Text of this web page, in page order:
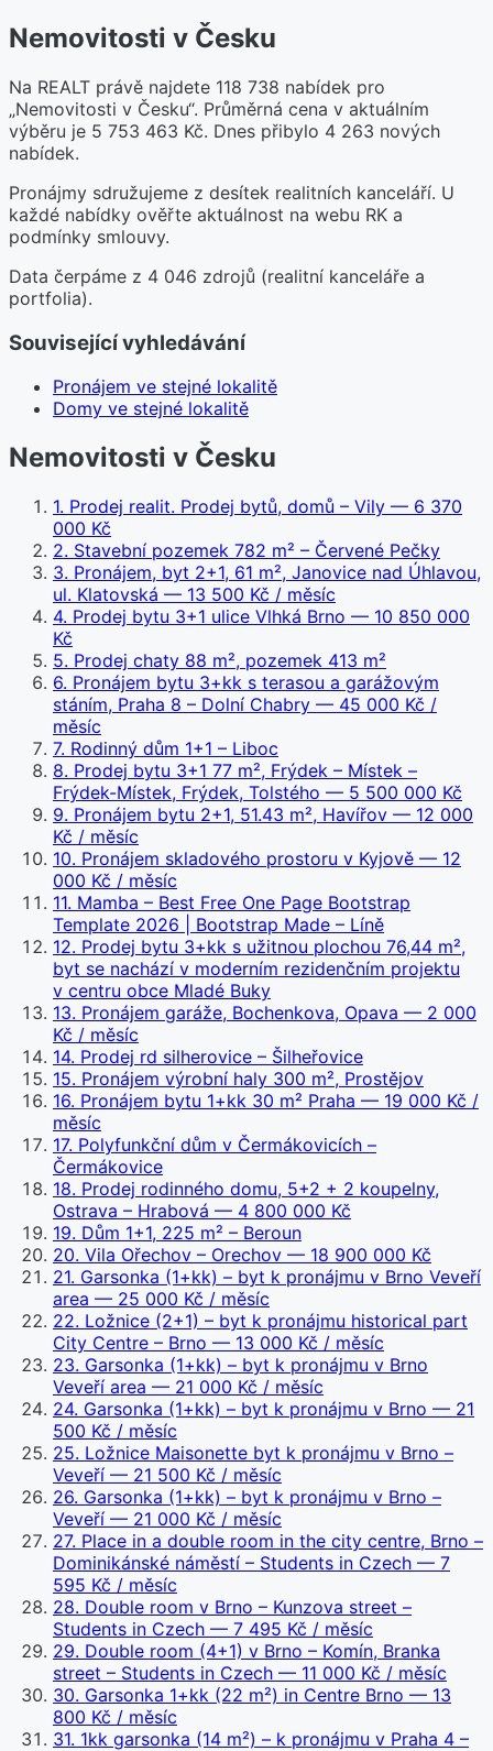
Nemovitosti v Česku
Na REALT právě najdete 118 738 nabídek pro
„Nemovitosti v Česku“. Průměrná cena v aktuálním
výběru je 5 753 463 Kč. Dnes přibylo 4 263 nových
nabídek.
Pronájmy sdružujeme z desítek realitních kanceláří. U
každé nabídky ověřte aktuálnost na webu RK a
podmínky smlouvy.
Data čerpáme z 4 046 zdrojů (realitní kanceláře a
portfolia).
Související vyhledávání
Pronájem ve stejné lokalitě
Domy ve stejné lokalitě
Nemovitosti v Česku
1. Prodej realit. Prodej bytů, domů – Vily — 6 370
000 Kč
2. Stavební pozemek 782 m² – Červené Pečky
3. Pronájem, byt 2+1, 61 m², Janovice nad Úhlavou,
ul. Klatovská — 13 500 Kč / měsíc
4. Prodej bytu 3+1 ulice Vlhká Brno — 10 850 000
Kč
5. Prodej chaty 88 m², pozemek 413 m²
6. Pronájem bytu 3+kk s terasou a garážovým
stáním, Praha 8 – Dolní Chabry — 45 000 Kč /
měsíc
7. Rodinný dům 1+1 – Liboc
8. Prodej bytu 3+1 77 m², Frýdek – Místek –
Frýdek-Místek, Frýdek, Tolstého — 5 500 000 Kč
9. Pronájem bytu 2+1, 51.43 m², Havířov — 12 000
Kč / měsíc
10. Pronájem skladového prostoru v Kyjově — 12
000 Kč / měsíc
11. Mamba – Best Free One Page Bootstrap
Template 2026 | Bootstrap Made – Líně
12. Prodej bytu 3+kk s užitnou plochou 76,44 m²,
byt se nachází v moderním rezidenčním projektu
v centru obce Mladé Buky
13. Pronájem garáže, Bochenkova, Opava — 2 000
Kč / měsíc
14. Prodej rd silherovice – Šilheřovice
15. Pronájem výrobní haly 300 m², Prostějov
16. Pronájem bytu 1+kk 30 m² Praha — 19 000 Kč /
měsíc
17. Polyfunkční dům v Čermákovicích –
Čermákovice
18. Prodej rodinného domu, 5+2 + 2 koupelny,
Ostrava – Hrabová — 4 800 000 Kč
19. Dům 1+1, 225 m² – Beroun
20. Vila Ořechov – Orechov — 18 900 000 Kč
21. Garsonka (1+kk) – byt k pronájmu v Brno Veveří
area — 25 000 Kč / měsíc
22. Ložnice (2+1) – byt k pronájmu historical part
City Centre – Brno — 13 000 Kč / měsíc
23. Garsonka (1+kk) – byt k pronájmu v Brno
Veveří area — 21 000 Kč / měsíc
24. Garsonka (1+kk) – byt k pronájmu v Brno — 21
500 Kč / měsíc
25. Ložnice Maisonette byt k pronájmu v Brno –
Veveří — 21 500 Kč / měsíc
26. Garsonka (1+kk) – byt k pronájmu v Brno –
Veveří — 21 000 Kč / měsíc
27. Place in a double room in the city centre, Brno –
Dominikánské náměstí – Students in Czech — 7
595 Kč / měsíc
28. Double room v Brno – Kunzova street –
Students in Czech — 7 495 Kč / měsíc
29. Double room (4+1) v Brno – Komín, Branka
street – Students in Czech — 11 000 Kč / měsíc
30. Garsonka 1+kk (22 m²) in Centre Brno — 13
800 Kč / měsíc
31. 1kk garsonka (14 m²) – k pronájmu v Praha 4 –